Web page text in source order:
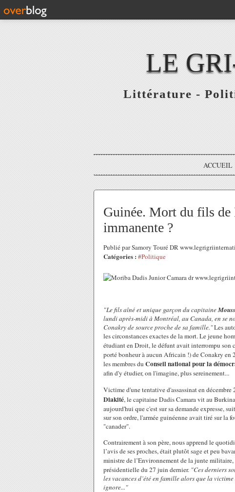
LE
Littérature -
ACCUEIL
Guinée. Mort du fils de
immanente ?
Publié par Samory Touré DR
Catégories : #Politique
"Le fils aîné et unique garçon du capitaine
lundi après-midi à Montréal, au Canada, en se
Conakry de source proche de sa famille."Les
les circonstances exactes de la mort. Le jeune
étudiant en Droit, le défunt avait interrompu son
porté bonheur à aucun Africain !) de Conakry en
les membres du Conseil national pour la
afin d'y étudier, on l'imagine, plus sereinement...
Victime d'une tentative d'assassinat en décembre
Diakité, le capitaine Dadis Camara vit au
aujourd'hui que c'est sur sa demande expresse,
sur son ordre, l'armée guinéenne avait tiré sur la
"canader".
Contrairement à son père, nous apprend le
l’avis de ses proches, était plutôt sage et peu
ministre de l’Environnement de la junte militaire,
présidentielle du 27 juin dernier. "Ces derniers
les vacances d’été en famille alors que la
ignore..."